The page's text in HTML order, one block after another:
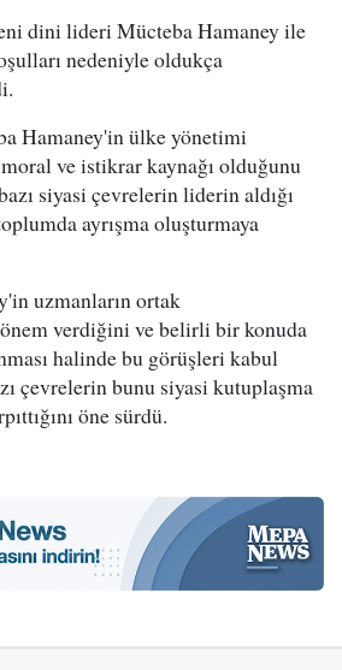
dini lideri Mücteba Hamaney ile
nedeniyle oldukça
Hamaney'in ülke yönetimi
ve istikrar kaynağı olduğunu
siyasi çevrelerin liderin aldığı
ayrışma oluşturmaya
uzmanların ortak
verdiğini ve belirli bir konuda
halinde bu görüşleri kabul
çevrelerin bunu siyasi kutuplaşma
öne sürdü.